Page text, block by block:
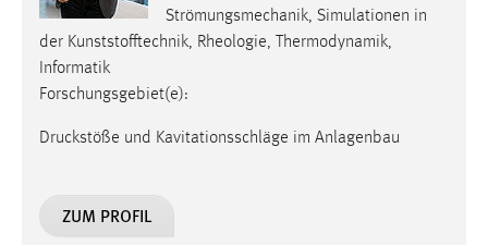
Strömungsmechanik, Simulationen in
der Kunststofftechnik, Rheologie, Thermodynamik,
Informatik
Forschungsgebiet(e):
Druckstöße und Kavitationsschläge im Anlagenbau
ZUM PROFIL
EXTERNE MEDIEN
Um Inhalte von Videoplattformen und Social Media
Plattformen anzeigen zu können, werden von diesen